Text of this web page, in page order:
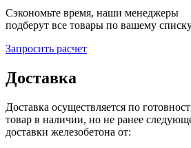
Сэкономьте время, наши менеджеры
подберут все товары по вашему
Запросить расчет
Доставка
Доставка осуществляется по
товар в наличии, но не ранее
доставки железобетона от: